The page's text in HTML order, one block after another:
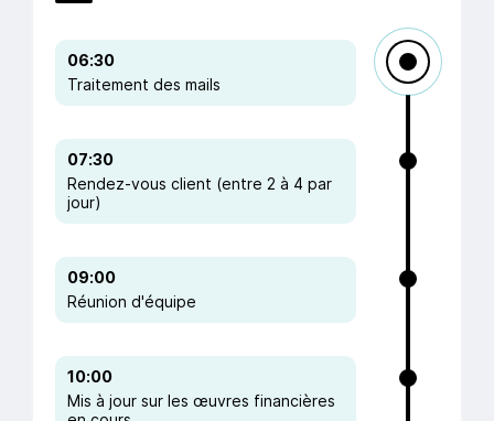
06:30
Traitement des mails
Rendez-vous client (entre 2 à 4 par
jour)
07:30
09:00
Réunion d'équipe
Mis à jour sur les œuvres financières
10:00